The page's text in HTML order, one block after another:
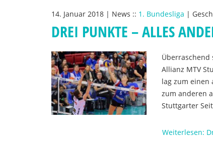
14. Januar 2018 | News :: 1. Bundesliga |
DREI PUNKTE – ALLES
Überraschend
Allianz MTV
lag zum einen
zum anderen
Stuttgarter
Weiterlesen: